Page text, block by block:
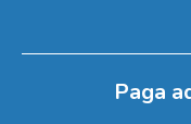
Paga